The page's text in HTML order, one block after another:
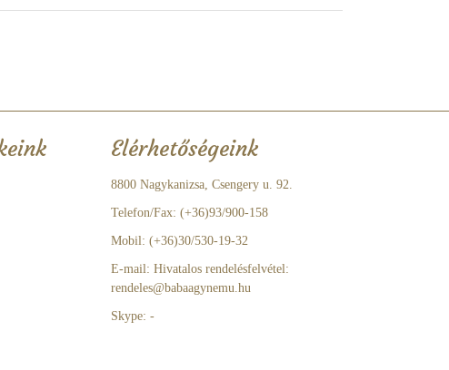
Elérhetőségeink
8800 Nagykanizsa, Csengery u. 92.
Telefon/Fax: (+36)93/900-158
Mobil: (+36)30/530-19-32
E-mail: Hivatalos rendelésfelvétel:
rendeles@babaagynemu.hu
Skype: -